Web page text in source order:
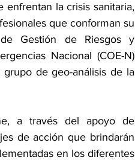
enfrentan la crisis sanitaria,
que conforman su
Gestión de Riesgos y
Nacional (COE-N)
de geo-análisis de la
a través del apoyo de
de acción que brindarán
en los diferentes